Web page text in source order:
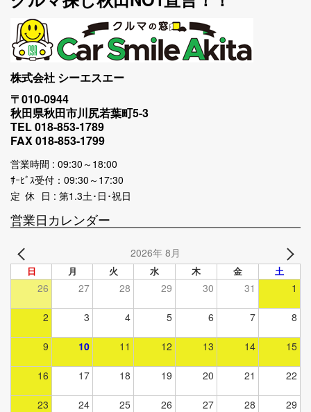
株式会社 シーエスエー
〒010-0944
秋田県秋田市川尻若葉町5-3
TEL 018-853-1789
FAX 018-853-1799
営業時間 : 09:30～18:00
ｻｰﾋﾞｽ受付：09:30～17:30
定 休 日 : 第1.3土･日･祝日
営業日カレンダー
2026年 8月
日 月 火 水 木 金 土
26 27 28 29 30 31 1
2 3 4 5 6 7 8
9 10 11 12 13 14 15
16 17 18 19 20 21 22
23 24 25 26 27 28 29